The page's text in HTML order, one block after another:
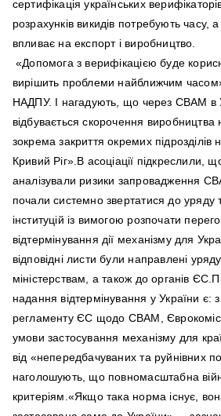
сертифікація українських
розрахунків викидів потребують часу,
впливає на експорт і виробництво.
«Допомога з верифікацією буде
вирішить проблеми найближчим
НАДПУ. І нагадують, що через СВАМ в
відбувається скорочення виробництва
зокрема закриття окремих
Кривий Ріг».В асоціації підкреслили,
аналізували ризики запровадження
почали системно звертатися до уряду
інституцій із вимогою розпочати
відтермінування дії механізму для
відповідні листи були направлені
міністерствам, а також до органів
надання відтермінування у України є:
регламенту ЄС щодо CBAM,
умови застосування механізму для
від «непередбачуваних та руйнівних
наголошують, що повномасштабна
критеріям.«Якщо така норма існує,